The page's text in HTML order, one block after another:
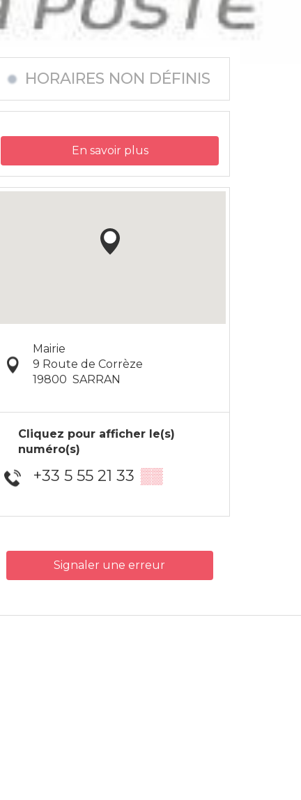
HORAIRES NON DÉFINIS
En savoir plus
Mairie
9 Route de Corrèze
19800 SARRAN
Cliquez pour afficher le(s)
numéro(s)
+33 5 55 21 33 ▒▒
Signaler une erreur